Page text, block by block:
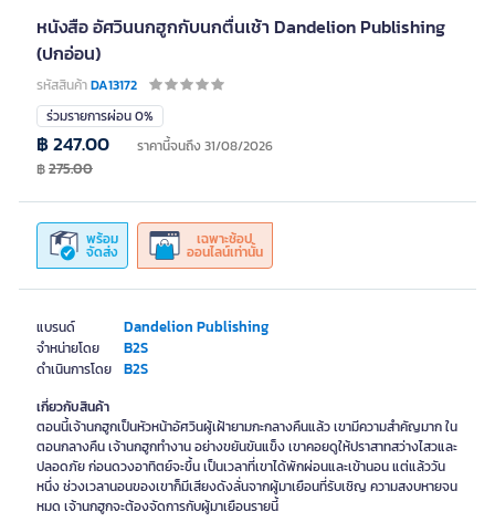
หนังสือ อัศวินนกฮูกกับนกตื่นเช้า Dandelion Publishing
(ปกอ่อน)
รหัสสินค้าDA13172
แบรนด์ Dandelion Publishing
จำหน่ายโดย B2S
ดำเนินการโดย B2S
ร่วมรายการผ่อน 0%
พร้อม
จัดส่ง
เฉพาะช้อป
ออนไลน์เท่านั้น
฿ 247.00 ราคานี้จนถึง 31/08/2026
฿275.00
เกี่ยวกับสินค้า
ตอนนี้เจ้านกฮูกเป็นหัวหน้าอัศวินผู้เฝ้ายามกะกลางคืนแล้ว เขามีความสำคัญมาก ใน
ตอนกลางคืน เจ้านกฮูกทำงาน อย่างขยันขันแข็ง เขาคอยดูให้ปราสาทสว่างไสวและ
ปลอดภัย ก่อนดวงอาทิตย์จะขึ้น เป็นเวลาที่เขาได้พักผ่อนและเข้านอน แต่แล้ววัน
หนึ่ง ช่วงเวลานอนของเขาก็มีเสียงดังลั่นจากผู้มาเยือนที่รับเชิญ ความสงบหายจน
หมด เจ้านกฮูกจะต้องจัดการกับผู้มาเยือนรายนี้